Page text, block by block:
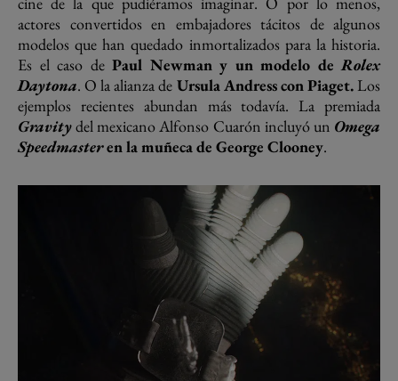
actores convertidos en embajadores tácitos de algunos
modelos que han quedado inmortalizados para la historia.
Es el caso de Paul Newman y un modelo deRolex
Daytona. O la alianza de Ursula Andress con Piaget.Los
ejemplos recientes abundan más todavía. La premiada
Gravitydel mexicano Alfonso Cuarón incluyó un Omega
Speedmasteren la muñeca de George Clooney.